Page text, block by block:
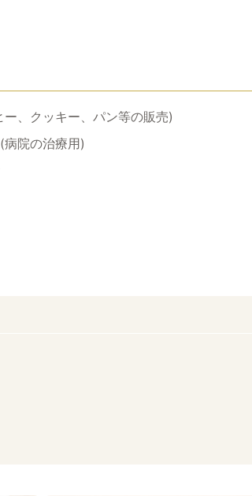
、クッキー、パン等の販売)
院の治療用)